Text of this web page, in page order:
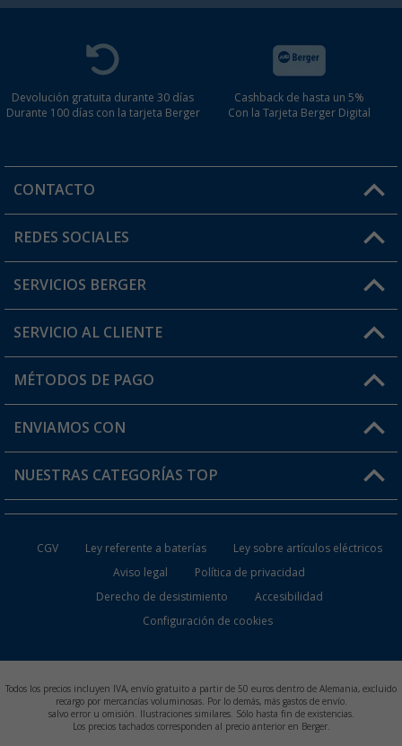
Devolución gratuita durante 30 días
Durante 100 días con la tarjeta Berger
Cashback de hasta un 5%
Con la Tarjeta Berger Digital
CONTACTO
Horario de atención al cliente:
¿Tienes alguna duda?
REDES SOCIALES
SERVICIOS BERGER
Conviértete en distribuidor
Mi cuenta
Tarjeta Berger Digital
SERVICIO AL CLIENTE
FAQ y Contacto
Información de envío
¿Dónde está mi pedido?
MÉTODOS DE PAGO
ENVIAMOS CON
NUESTRAS CATEGORÍAS TOP
Muebles de Camping
Baterías de Camping
CGV Ley referente a baterías
Ley sobre artículos eléctricos
Aviso legal
Política de privacidad
Derecho de desistimiento
Accesibilidad
Configuración de cookies
Todos los precios incluyen IVA, envío gratuito a partir de 50 euros dentro de Alemania, excluido
recargo por mercancías voluminosas. Por lo demás, más gastos de envío.
salvo error u omisión. Ilustraciones similares. Sólo hasta fin de existencias.
Los precios tachados corresponden al precio anterior en Berger.